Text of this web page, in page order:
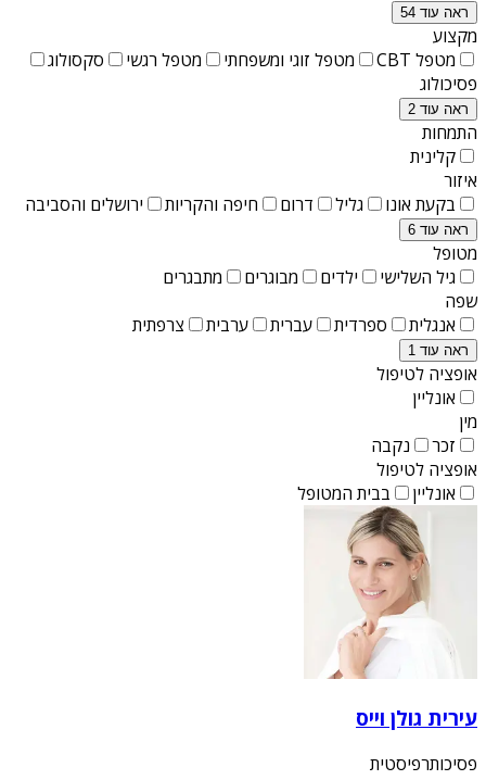
ראה עוד 54
מקצוע
מטפל CBT
מטפל זוגי ומשפחתי מטפל רגשי
סקסולוג
פסיכולוג
ראה עוד 2
התמחות
קלינית
איזור
בקעת אונו
גליל דרום חיפה והקריות ירושלים והסביבה
ראה עוד 6
מטופל
גיל השלישי
ילדים מבוגרים
מתבגרים
שפה
אנגלית
ספרדית עברית ערבית צרפתית
ראה עוד 1
אופציה לטיפול
אונליין
מין
זכר
נקבה
אופציה לטיפול
אונליין
בבית המטופל
עירית גולן וייס
פסיכותרפיסטית